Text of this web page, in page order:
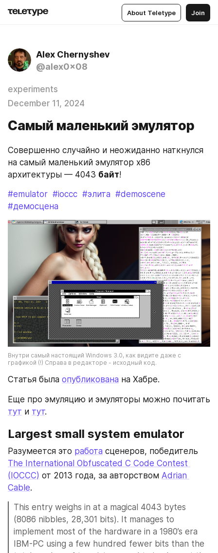
About Teletype Join
Alex Chernyshev
@alex0x08
experiments
December 11, 2024
Самый маленький эмулятор
Совершенно случайно и неожиданно наткнулся
на самый маленький эмулятор x86
архитектуры — 4043 байт!
#emulator #ioccc #элита #demoscene
#демосцена
Внутри самый настоящий Windows 3.0, как видите даже с
графикой (!) Справа в редакторе - исходный код.
Статья была опубликована на Хабре.
тут и тут.
Largest small system emulator
Разумеется это работа
The International Obfuscated C Code Contest
(IOCCC) от 2013 года, за авторством Adrian
Cable.
This entry weighs in at a magical 4043 bytes
(8086 nibbles, 28,301 bits). It manages to
implement most of the hardware in a 1980’s era
IBM-PC using a few hundred fewer bits than the